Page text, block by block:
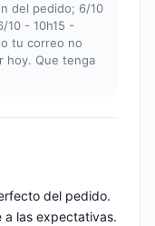
del pedido; 6/10
10 - 10h15 -
tu correo no
hoy. Que tenga
del pedido.
a las expectativas.